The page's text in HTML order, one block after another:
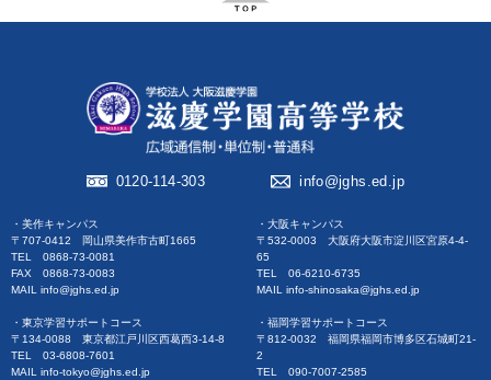
0120-114-303 info@jghs.ed.jp
・美作キャンパス
〒707-0412 岡山県美作市古町1665
TEL 0868-73-0081
FAX 0868-73-0083
MAIL info@jghs.ed.jp
・東京学習サポートコース
〒134-0088 東京都江戸川区西葛西3-14-8
TEL 03-6808-7601
MAIL info-tokyo@jghs.ed.jp
・大阪キャンパス
〒532-0003 大阪府大阪市淀川区宮原4-4-
65
TEL 06-6210-6735
MAIL info-shinosaka@jghs.ed.jp
・福岡学習サポートコース
〒812-0032 福岡県福岡市博多区石城町21-
2
TEL 090-7007-2585